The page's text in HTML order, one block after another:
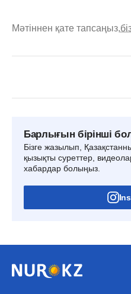
Мәтіннен қате тапсаңыз,
Барлығын бірінші
Бізге жазылып,
қызықты суреттер,
хабардар болыңыз.